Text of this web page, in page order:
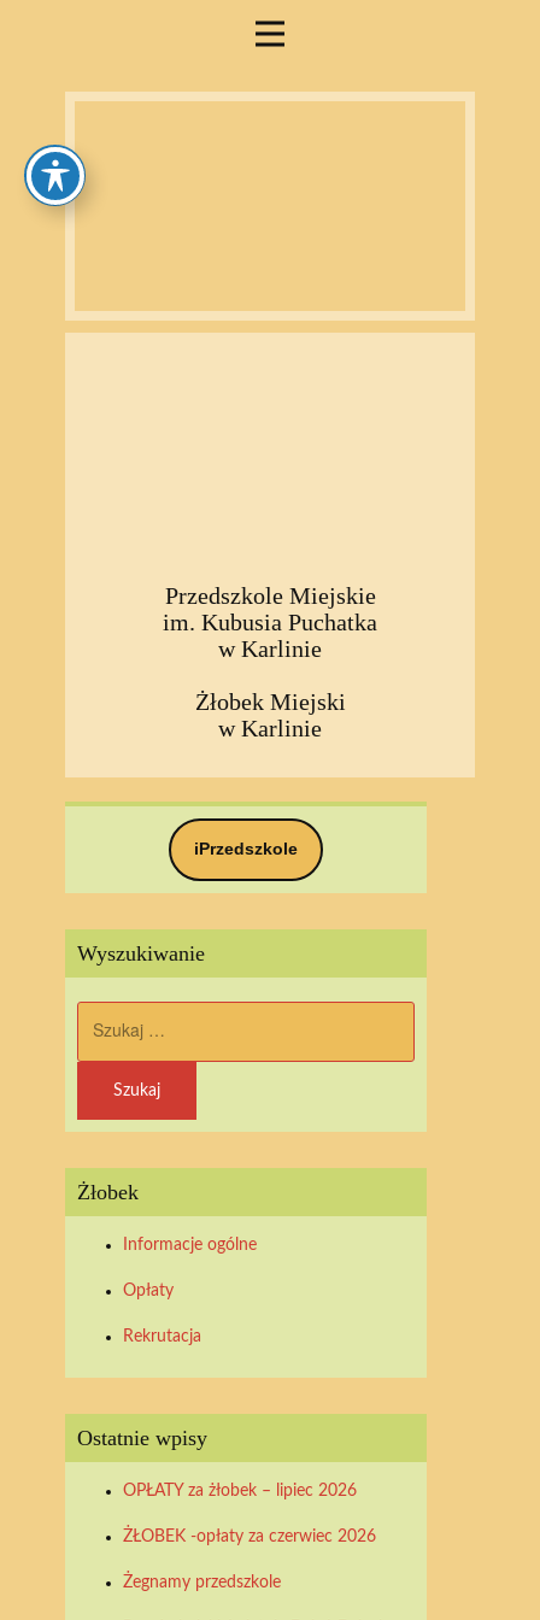
Przedszkole Miejskie
im. Kubusia Puchatka
w Karlinie
Żłobek Miejski
w Karlinie
iPrzedszkole
Wyszukiwanie
Żłobek
Informacje ogólne
Opłaty
Rekrutacja
Ostatnie wpisy
OPŁATY za żłobek – lipiec 2026
ŻŁOBEK -opłaty za czerwiec 2026
Żegnamy przedszkole